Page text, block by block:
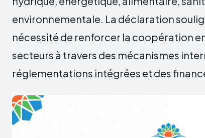
environnementale. La déclaration
nécessité de renforcer la coopération
secteurs à travers des mécanismes
réglementations intégrées et des